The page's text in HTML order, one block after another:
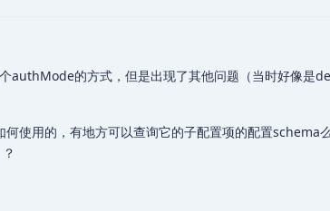
authMode的方式，但是出现了其他问题（当时好像是
使用的，有地方可以查询它的子配置项的配置schema